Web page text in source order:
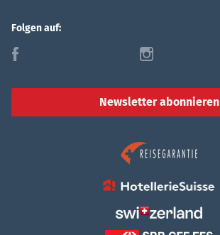
Folgen auf:
f i
Newsletter abonnieren